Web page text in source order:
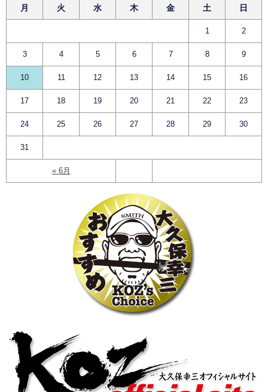
月 火 水 木 金 土 日
« 6月
1 2
3 4 5 6 7 8 9
10 11 12 13 14 15 16
17 18 19 20 21 22 23
24 25 26 27 28 29 30
31